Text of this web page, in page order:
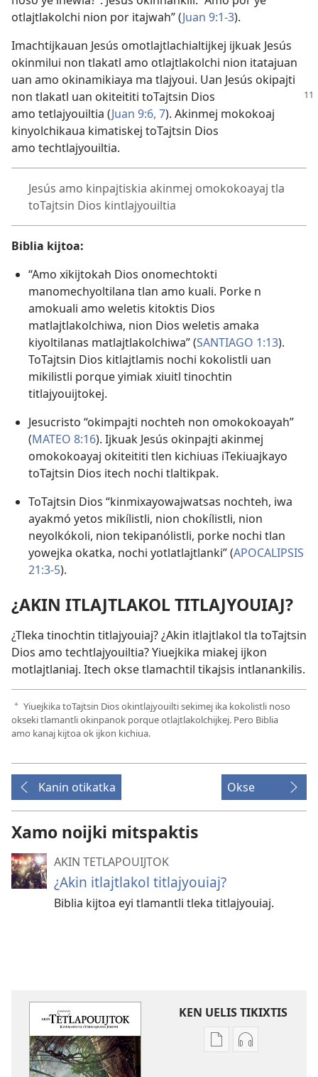
otlajtlakolchi nion por itajwah” (Juan 9:1-3).
Imachtijkauan Jesús omotlajtlachialtijkej ijkuak Jesús
okinmilui non tlakatl amo otlajtlakolchi nion itatajuan
uan amo okinamikiaya ma tlajyoui. Uan Jesús okipajti
non tlakatl uan okiteititi toTajtsin Dios
amo tetlajyouiltia (Juan 9:6, 7). Akinmej mokokoaj
kinyolchikaua kimatiskej toTajtsin Dios
amo techtlajyouiltia.
Jesús amo kinpajtiskia akinmej omokokoayaj tla
toTajtsin Dios kintlajyouiltia
Biblia kijtoa:
“Amo xikijtokah Dios onomechtokti
manomechyoltilana tlan amo kuali. Porke n
amokuali amo weletis kitoktis Dios
matlajtlakolchiwa, nion Dios weletis amaka
kiyoltilanas matlajtlakolchiwa” (SANTIAGO 1:13).
ToTajtsin Dios kitlajtlamis nochi kokolistli uan
mikilistli porque yimiak xiuitl tinochtin
titlajyouijtokej.
Jesucristo “okimpajti nochteh non omokokoayah”
(MATEO 8:16). Ijkuak Jesús okinpajti akinmej
omokokoayaj okiteititi tlen kichiuas iTekiuajkayo
toTajtsin Dios itech nochi tlaltikpak.
ToTajtsin Dios “kinmixayowajwatsas nochteh, iwa
ayakmó yetos mikílistli, nion chokílistli, nion
neyolkókoli, nion tekipanólistli, porke nochi tlan
yowejka okatka, nochi yotlatlajtlanki” (APOCALIPSIS
21:3-5).
¿AKIN ITLAJTLAKOL TITLAJYOUIAJ?
¿Tleka tinochtin titlajyouiaj? ¿Akin itlajtlakol tla toTajtsin
Dios amo techtlajyouiltia? Yiuejkika miakej ijkon
motlajtlaniaj. Itech okse tlamachtil tikajsis intlanankilis.
a Yiuejkika toTajtsin Dios okintlajyouilti sekimej ika kokolistli noso
okseki tlamantli okinpanok porque otlajtlakolchijkej. Pero Biblia
amo kanaj kijtoa ok ijkon kichiua.
Kanin otikatka Okse
Xamo noijki mitspaktis
AKIN TETLAPOUIJTOK
¿Akin itlajtlakol titlajyouiaj?
Biblia kijtoa eyi tlamantli tleka titlajyouiaj.
KEN UELIS TIKIXTIS
XikinkixtiXikkixti